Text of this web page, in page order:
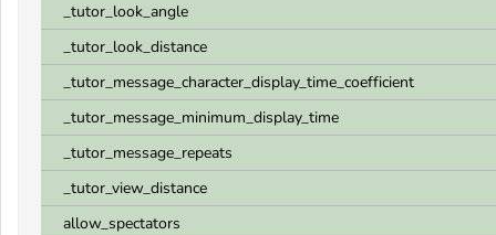
_tutor_look_angle
_tutor_look_distance
_tutor_message_character_display_time_coefficient
_tutor_message_minimum_display_time
_tutor_message_repeats
_tutor_view_distance
allow_spectators